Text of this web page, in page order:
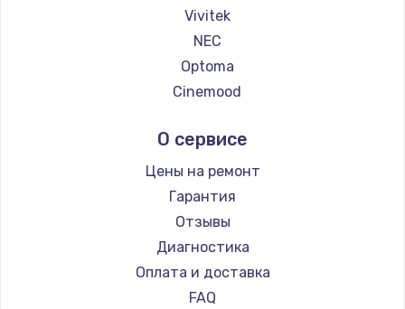
Заказать
1750 руб.
1450 руб.
Заказать
Замена шим-контроллера
3900 руб.
Vivitek
NEC
Optoma
Cinemood
Barco
Xgimi
Canon
JVC
Casio
Hiper
HITACHI
О сервисе
Цены на ремонт
Гарантия
Отзывы
Диагностика
Оплата и доставка
FAQ